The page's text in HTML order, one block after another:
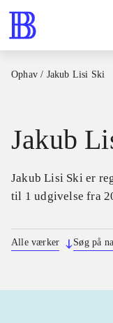
Ophav / Jakub Lisi Ski
Jakub
Jakub Lisi Ski er
til 1 udgivelse fra
Alle værker Søg på